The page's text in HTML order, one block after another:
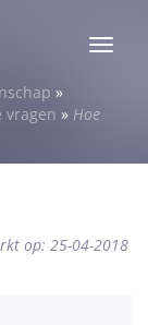
Toggle
»
vragen » Hoe
op: 25-04-2018